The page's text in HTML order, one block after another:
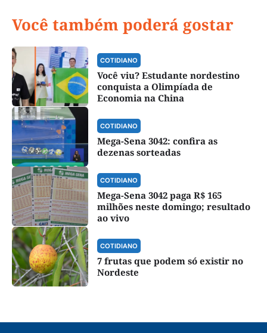
Você também poderá gostar
COTIDIANO
Você viu? Estudante nordestino
conquista a Olimpíada de
Economia na China
COTIDIANO
Mega-Sena 3042: confira as
dezenas sorteadas
COTIDIANO
Mega-Sena 3042 paga R$ 165
milhões neste domingo; resultado
ao vivo
COTIDIANO
7 frutas que podem só existir no
Nordeste